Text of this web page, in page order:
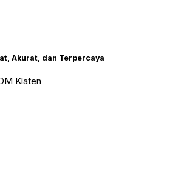
Akurat, dan Terpercaya
Klaten